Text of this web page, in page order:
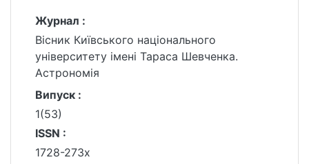
Журнал :
Вісник Київського національного
університету імені Тараса Шевченка.
Астрономія
Випуск :
1(53)
ISSN :
1728-273х